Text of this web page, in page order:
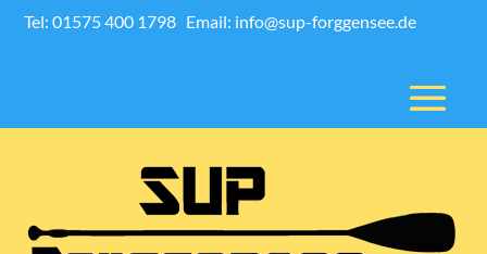
Tel: 01575 400 1798 Email: info@sup-forggensee.de